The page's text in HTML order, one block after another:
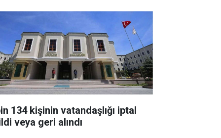
134 kişinin vatandaşlığı iptal
veya geri alındı